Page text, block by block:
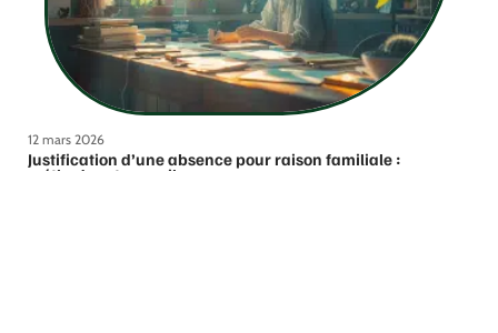
12 mars 2026
Justification d’une absence pour raison familiale :
méthodes et conseils